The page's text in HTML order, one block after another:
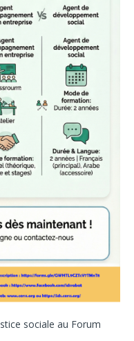
sociale au Forum